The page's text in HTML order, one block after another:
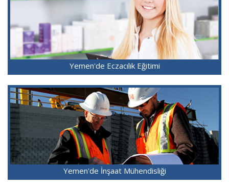
Yemen'de Eczacılık Eğitimi
Yemen'de İnşaat Mühendisliği